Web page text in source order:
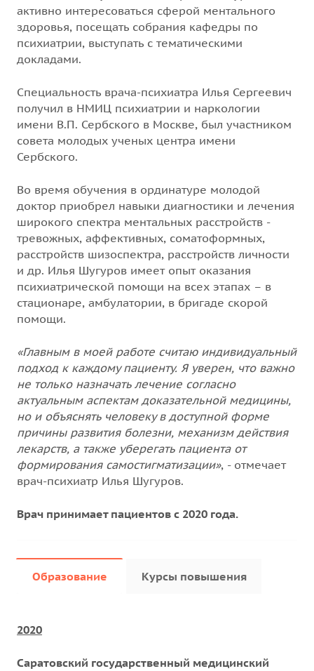
активно интересоваться сферой ментального
здоровья, посещать собрания кафедры по
психиатрии, выступать с тематическими
докладами.
Специальность врача-психиатра Илья Сергеевич
получил в НМИЦ психиатрии и наркологии
имени В.П. Сербского в Москве, был участником
совета молодых ученых центра имени
Сербского.
Во время обучения в ординатуре молодой
доктор приобрел навыки диагностики и лечения
широкого спектра ментальных расстройств -
тревожных, аффективных, соматоформных,
расстройств шизоспектра, расстройств личности
и др. Илья Шугуров имеет опыт оказания
психиатрической помощи на всех этапах – в
стационаре, амбулатории, в бригаде скорой
помощи.
«Главным в моей работе считаю индивидуальный
подход к каждому пациенту. Я уверен, что важно
не только назначать лечение согласно
актуальным аспектам доказательной медицины,
но и объяснять человеку в доступной форме
причины развития болезни, механизм действия
лекарств, а также уберегать пациента от
формирования самостигматизации», - отмечает
врач-психиатр Илья Шугуров.
Врач принимает пациентов с 2020 года.
Образование Курсы повышения
2020
Саратовский государственный медицинский